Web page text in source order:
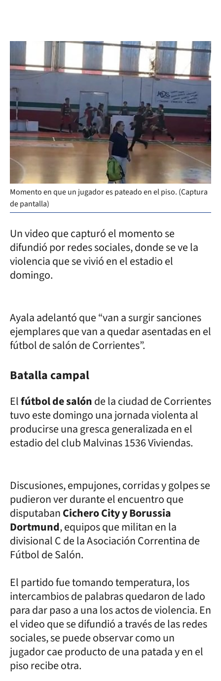
Momento en que un jugador es pateado en el piso. (Captura
de pantalla)
Un video que capturó el momento se
difundió por redes sociales, donde se ve la
violencia que se vivió en el estadio el
domingo.
Ayala adelantó que “van a surgir sanciones
ejemplares que van a quedar asentadas en el
fútbol de salón de Corrientes”.
Batalla campal
Elfútbol de salónde la ciudad de Corrientes
tuvo este domingo una jornada violenta al
producirse una gresca generalizada en el
estadio del club Malvinas 1536 Viviendas.
Discusiones, empujones, corridas y golpes se
pudieron ver durante el encuentro que
disputabanCichero City y Borussia
Dortmund, equipos que militan en la
divisional C de la Asociación Correntina de
Fútbol de Salón.
El partido fue tomando temperatura, los
intercambios de palabras quedaron de lado
para dar paso a una los actos de violencia. En
el video que se difundió a través de las redes
sociales, se puede observar como un
jugador cae producto de una patada y en el
piso recibe otra.